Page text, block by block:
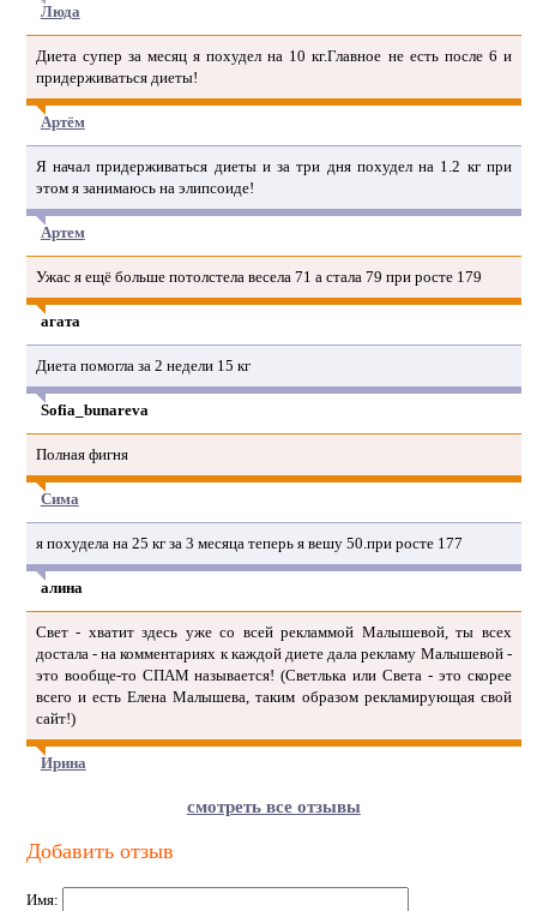
Люда
Диета супер за месяц я похудел на 10 кг.Главное не есть после 6 и
придерживаться диеты!
Артём
Я начал придерживаться диеты и за три дня похудел на 1.2 кг при
этом я занимаюсь на элипсоиде!
Артем
Ужас я ещё больше потолстела весела 71 а стала 79 при росте 179
агата
Диета помогла за 2 недели 15 кг
Sofia_bunareva
Полная фигня
Сима
я похудела на 25 кг за 3 месяца теперь я вешу 50.при росте 177
алина
Свет - хватит здесь уже со всей рекламмой Малышевой, ты всех
достала - на комментариях к каждой диете дала рекламу Малышевой -
это вообще-то СПАМ называется! (Светлька или Света - это скорее
всего и есть Елена Малышева, таким образом рекламирующая свой
сайт!)
Ирина
смотреть все отзывы
Добавить отзыв
Имя: